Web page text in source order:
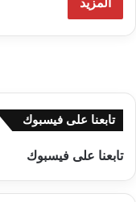
المزيد
تابعنا على فيسبوك
تابعنا على فيسبوك